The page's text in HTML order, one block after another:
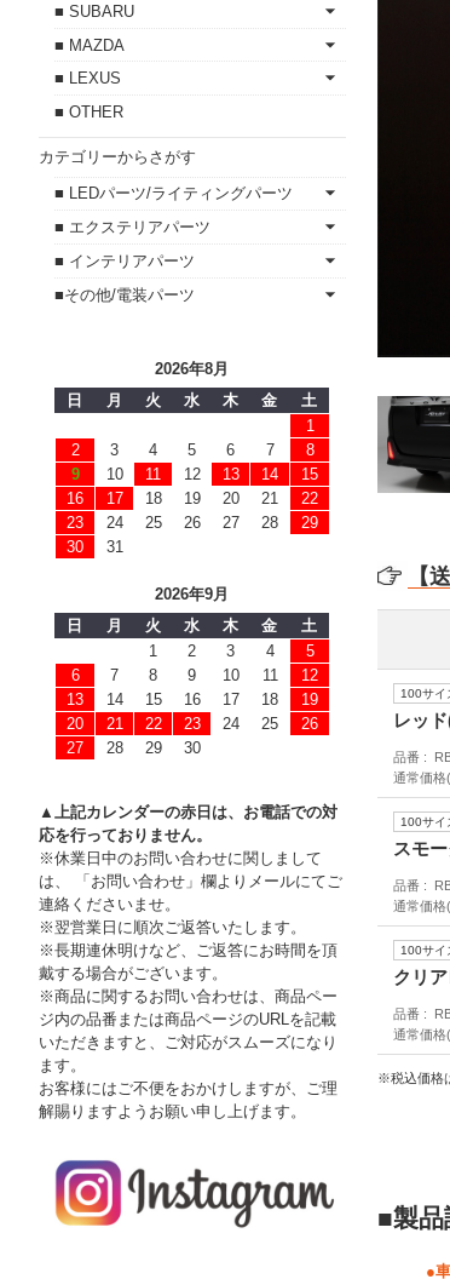
【
100サイ
レッ
品番
通常価格
100サイ
スモー
品番
通常価格
100サイ
クリ
品番
通常価格
※税込価格
■製品
●
■ SUBARU
■ MAZDA
■ LEXUS
■ OTHER
カテゴリーからさがす
■ LEDパーツ/ライティングパーツ
■ エクステリアパーツ
■ インテリアパーツ
■その他/電装パーツ
2026年8月
日
月 火 水 木 金
土
1
2
3 4 5 6 7
8
9
10 11 12 13 14
15
16
17 18 19 20 21
22
23
24 25 26 27 28
29
30
31
2026年9月
日
月 火 水 木 金
土
1
2 3 4
5
6
7 8 9 10 11
12
13
14 15 16 17 18
19
20
21 22 23 24 25
26
27
28 29 30
▲上記カレンダーの赤日は、お電話での対
応を行っておりません。
※休業日中のお問い合わせに関しまして
は、 「お問い合わせ」欄よりメールにてご
連絡くださいませ。
※翌営業日に順次ご返答いたします。
※長期連休明けなど、ご返答にお時間を頂
戴する場合がございます。
※商品に関するお問い合わせは、商品ペー
ジ内の品番または商品ページのURLを記載
いただきますと、ご対応がスムーズになり
ます。
お客様にはご不便をおかけしますが、ご理
解賜りますようお願い申し上げます。